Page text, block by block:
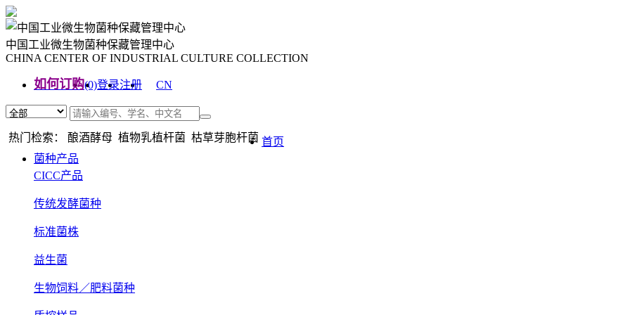
中国工业微生物菌种保藏管理中心
CHINA CENTER OF INDUSTRIAL CULTURE COLLECTION
如何订购(0)登录注册
CN
热门检索： 酿酒酵母 植物乳植杆菌 枯草芽胞杆菌 首页
菌种产品
CICC产品
传统发酵菌种
标准菌株
益生菌
生物饲料／肥料菌种